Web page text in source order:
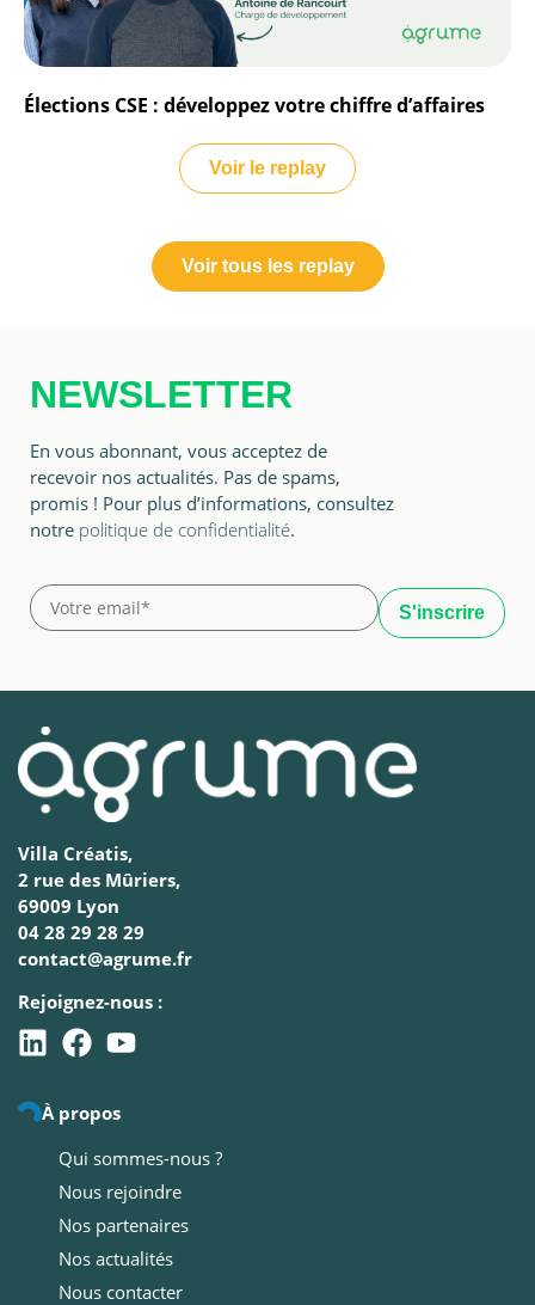
Élections CSE : développez votre chiffre d’affaires
Voir le replay
Voir tous les replay
NEWSLETTER
En vous abonnant, vous acceptez de
recevoir nos actualités. Pas de spams,
promis ! Pour plus d’informations, consultez
notre politique de confidentialité.
Villa Créatis,
2 rue des Mûriers,
69009 Lyon
04 28 29 28 29
contact@agrume.fr
Rejoignez-nous :
À propos
Qui sommes-nous ?
Nous rejoindre
Nos partenaires
Nos actualités
Nous contacter